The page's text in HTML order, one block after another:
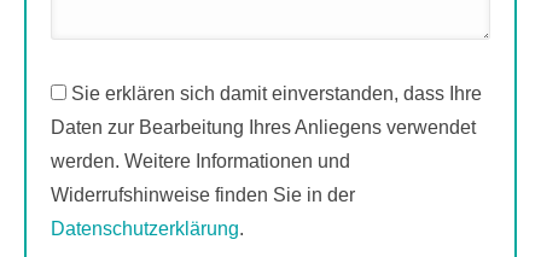
Sie erklären sich damit einverstanden, dass Ihre
Daten zur Bearbeitung Ihres Anliegens verwendet
werden. Weitere Informationen und
Widerrufshinweise finden Sie in der
Datenschutzerklärung.